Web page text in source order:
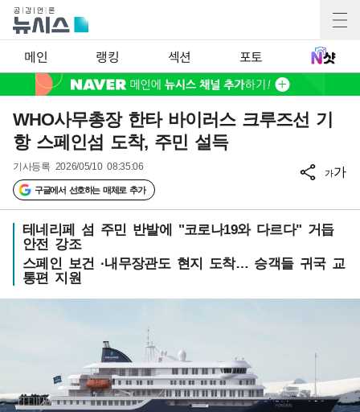
메인 랭킹 섹션 포토
WHO사무총장 한타 바이러스 크루즈선 기
항 스페인섬 도착, 주민 설득
기사등록 2026/05/10 08:35:06
구글에서 선호하는 매체로 추가
가가
테네리페 섬 주민 반발에 "코로나19와 다르다" 거듭
안전 강조
스페인 보건 ·내무장관도 현지 도착… 승객들 귀국 교
통편 지원